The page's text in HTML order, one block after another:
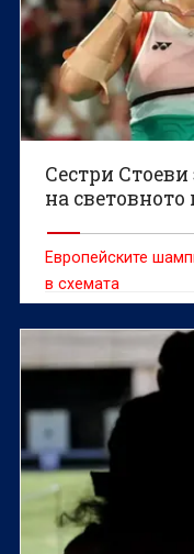
Сестри
на
Европейските
в схемата